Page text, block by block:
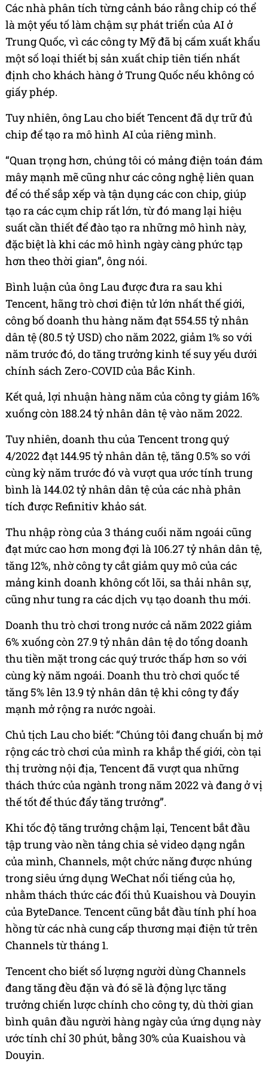
Các nhà phân tích từng cảnh báo rằng chip có thể
là một yếu tố làm chậm sự phát triển của AI ở
Trung Quốc, vì các công ty Mỹ đã bị cấm xuất khẩu
một số loại thiết bị sản xuất chip tiên tiến nhất
định cho khách hàng ở Trung Quốc nếu không có
giấy phép.
Tuy nhiên, ông Lau cho biết Tencent đã dự trữ đủ
chip để tạo ra mô hình AI của riêng mình.
“Quan trọng hơn, chúng tôi có mảng điện toán đám
mây mạnh mẽ cũng như các công nghệ liên quan
để có thể sắp xếp và tận dụng các con chip, giúp
tạo ra các cụm chip rất lớn, từ đó mang lại hiệu
suất cần thiết để đào tạo ra những mô hình này,
đặc biệt là khi các mô hình ngày càng phức tạp
hơn theo thời gian”, ông nói.
Bình luận của ông Lau được đưa ra sau khi
Tencent, hãng trò chơi điện tử lớn nhất thế giới,
công bố doanh thu hàng năm đạt 554.55 tỷ nhân
dân tệ (80.5 tỷ USD) cho năm 2022, giảm 1% so với
năm trước đó, do tăng trưởng kinh tế suy yếu dưới
chính sách Zero-COVID của Bắc Kinh.
Kết quả, lợi nhuận hàng năm của công ty giảm 16%
xuống còn 188.24 tỷ nhân dân tệ vào năm 2022.
Tuy nhiên, doanh thu của Tencent trong quý
4/2022 đạt 144.95 tỷ nhân dân tệ, tăng 0.5% so với
cùng kỳ năm trước đó và vượt qua ước tính trung
bình là 144.02 tỷ nhân dân tệ của các nhà phân
tích được Refinitiv khảo sát.
Thu nhập ròng của 3 tháng cuối năm ngoái cũng
đạt mức cao hơn mong đợi là 106.27 tỷ nhân dân tệ,
tăng 12%, nhờ công ty cắt giảm quy mô của các
mảng kinh doanh không cốt lõi, sa thải nhân sự,
cũng như tung ra các dịch vụ tạo doanh thu mới.
Doanh thu trò chơi trong nước cả năm 2022 giảm
6% xuống còn 27.9 tỷ nhân dân tệ do tổng doanh
thu tiền mặt trong các quý trước thấp hơn so với
cùng kỳ năm ngoái. Doanh thu trò chơi quốc tế
tăng 5% lên 13.9 tỷ nhân dân tệ khi công ty đẩy
mạnh mở rộng ra nước ngoài.
Chủ tịch Lau cho biết: “Chúng tôi đang chuẩn bị mở
rộng các trò chơi của mình ra khắp thế giới, còn tại
thị trường nội địa, Tencent đã vượt qua những
thách thức của ngành trong năm 2022 và đang ở vị
thế tốt để thúc đẩy tăng trưởng”.
Khi tốc độ tăng trưởng chậm lại, Tencent bắt đầu
tập trung vào nền tảng chia sẻ video dạng ngắn
của mình, Channels, một chức năng được nhúng
trong siêu ứng dụng WeChat nổi tiếng của họ,
nhằm thách thức các đối thủ Kuaishou và Douyin
của ByteDance. Tencent cũng bắt đầu tính phí hoa
hồng từ các nhà cung cấp thương mại điện tử trên
Channels từ tháng 1.
Tencent cho biết số lượng người dùng Channels
đang tăng đều đặn và đó sẽ là động lực tăng
trưởng chiến lược chính cho công ty, dù thời gian
bình quân đầu người hàng ngày của ứng dụng này
ước tính chỉ 30 phút, bằng 30% của Kuaishou và
Douyin.